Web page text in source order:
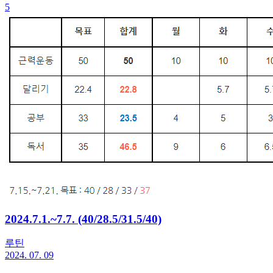
5
2024.7.1.~7.7. (40/28.5/31.5/40)
루틴
2024. 07. 09